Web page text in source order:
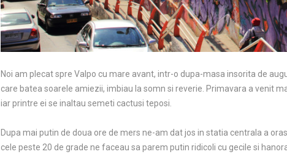
Noi am plecat spre Valpo cu mare avant, intr-o dupa-masa insorita de
care batea soarele amiezii, imbiau la somn si reverie. Primavara a venit
iar printre ei se inaltau semeti cactusi teposi.
Dupa mai putin de doua ore de mers ne-am dat jos in statia centrala a
cele peste 20 de grade ne faceau sa parem putin ridicoli cu gecile si